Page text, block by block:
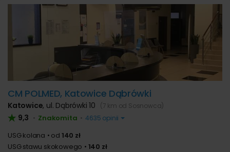
CM POLMED, Katowice Dąbrówki
Katowice, ul. Dąbrówki 10 (7 km od Sosnowca)
9,3 • Znakomita • 4635 opinii
USG kolana od 140 zł
USG stawu skokowego
140 zł